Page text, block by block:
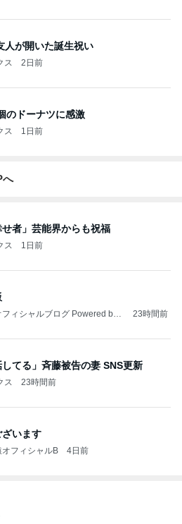
人が開いた誕生祝い
ス 2日前
のドーナツに感激
ス 1日前
へ
者」芸能界からも祝福
ス 1日前
フィシャルブログ Powered by
23時間前
してる」斉藤被告の妻 SNS更新
ス 23時間前
います
フィシャルB 4日前